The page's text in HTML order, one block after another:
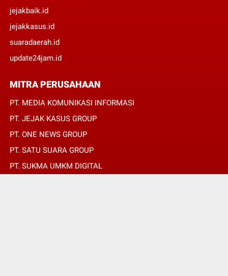
jejakbaik.id
jejakkasus.id
suaradaerah.id
update24jam.id
MITRA PERUSAHAAN
PT. MEDIA KOMUNIKASI INFORMASI
PT. JEJAK KASUS GROUP
PT. ONE NEWS GROUP
PT. SATU SUARA GROUP
PT. SUKMA UMKM DIGITAL